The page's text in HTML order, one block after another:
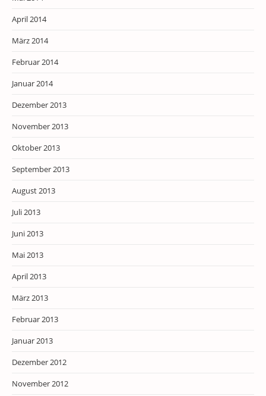
April 2014
März 2014
Februar 2014
Januar 2014
Dezember 2013
November 2013
Oktober 2013
September 2013
August 2013
Juli 2013
Juni 2013
Mai 2013
April 2013
März 2013
Februar 2013
Januar 2013
Dezember 2012
November 2012